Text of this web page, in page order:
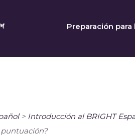
Preparación
> Introducción al BRIGHT